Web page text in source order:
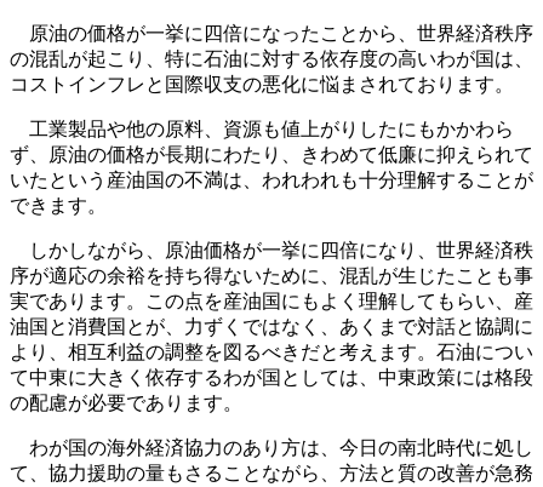
原油の価格が一挙に四倍になったことから、世界経済秩序
の混乱が起こり、特に石油に対する依存度の高いわが国は、
コストインフレと国際収支の悪化に悩まされております。
工業製品や他の原料、資源も値上がりしたにもかかわら
ず、原油の価格が長期にわたり、きわめて低廉に抑えられて
いたという産油国の不満は、われわれも十分理解することが
できます。
しかしながら、原油価格が一挙に四倍になり、世界経済秩
序が適応の余裕を持ち得ないために、混乱が生じたことも事
実であります。この点を産油国にもよく理解してもらい、産
油国と消費国とが、力ずくではなく、あくまで対話と協調に
より、相互利益の調整を図るべきだと考えます。石油につい
て中東に大きく依存するわが国としては、中東政策には格段
の配慮が必要であります。
わが国の海外経済協力のあり方は、今日の南北時代に処し
て、協力援助の量もさることながら、方法と質の改善が急務